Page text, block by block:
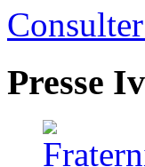
Presse